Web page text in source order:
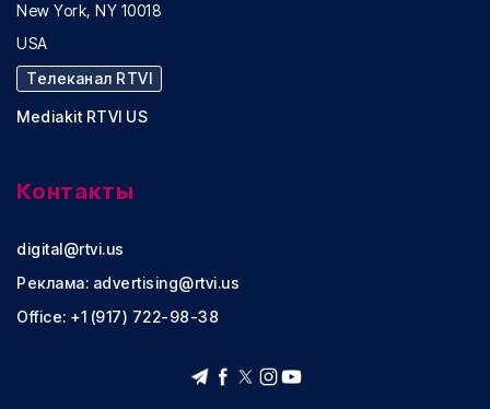
New York, NY 10018
USA
Телеканал RTVI
Mediakit RTVI US
Контакты
digital@rtvi.us
Реклама: advertising@rtvi.us
Office: +1 (917) 722-98-38